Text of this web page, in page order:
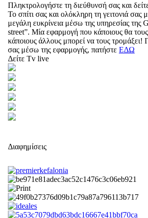
Πληκτρολογήστε τη διεύθυνσή σας και
Το σπίτι σας και ολόκληρη τη γειτονιά σας
μεγάλη ευκρίνεια μέσω της υπηρεσίας της
street”. Μία εφαρμογή που κάποιους θα
κάποιους άλλους μπορεί να τους τρομάξει!
σας μέσω της εφαρμογής, πατήστε ΕΔΩ
Δείτε Tv live
Διαφημίσεις